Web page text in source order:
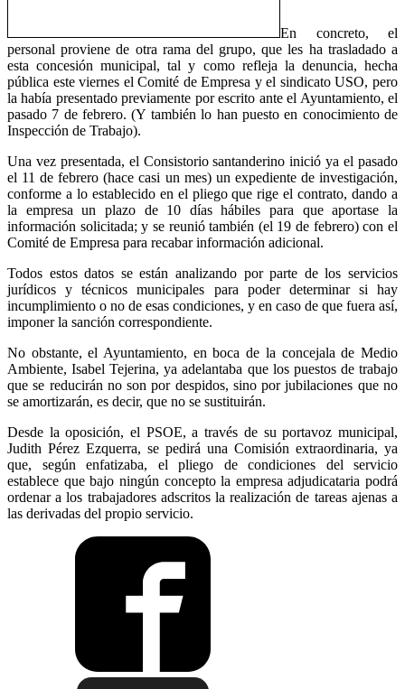
En concreto, el
personal proviene de otra rama del grupo, que les ha trasladado a
esta concesión municipal, tal y como refleja la denuncia, hecha
pública este viernes el Comité de Empresa y el sindicato USO, pero
la había presentado previamente por escrito ante el Ayuntamiento, el
pasado 7 de febrero. (Y también lo han puesto en conocimiento de
Inspección de Trabajo).
Una vez presentada, el Consistorio santanderino inició ya el pasado
el 11 de febrero (hace casi un mes) un expediente de investigación,
conforme a lo establecido en el pliego que rige el contrato, dando a
la empresa un plazo de 10 días hábiles para que aportase la
información solicitada; y se reunió también (el 19 de febrero) con el
Comité de Empresa para recabar información adicional.
Todos estos datos se están analizando por parte de los servicios
jurídicos y técnicos municipales para poder determinar si hay
incumplimiento o no de esas condiciones, y en caso de que fuera así,
imponer la sanción correspondiente.
No obstante, el Ayuntamiento, en boca de la concejala de Medio
Ambiente, Isabel Tejerina, ya adelantaba que los puestos de trabajo
que se reducirán no son por despidos, sino por jubilaciones que no
se amortizarán, es decir, que no se sustituirán.
Desde la oposición, el PSOE, a través de su portavoz municipal,
Judith Pérez Ezquerra, se pedirá una Comisión extraordinaria, ya
que, según enfatizaba, el pliego de condiciones del servicio
establece que bajo ningún concepto la empresa adjudicataria podrá
ordenar a los trabajadores adscritos la realización de tareas ajenas a
las derivadas del propio servicio.